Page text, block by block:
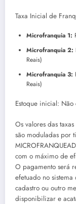
Taxa Inicial de
Microfranquia 1:
Microfranquia 2:
Reais)
Microfranquia 3:
Reais)
Estoque inicial:
Os valores das
são moduladas por
com o máximo de
O pagamento será
efetuado no
cadastro ou outro
disponibilizar e